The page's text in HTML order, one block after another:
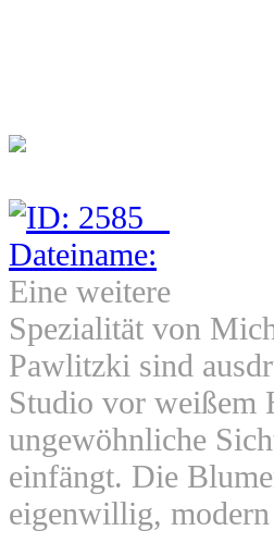
Eine weitere
Spezialität von
Pawlitzki sind
Studio vor weißem
ungewöhnliche
einfängt. Die
eigenwillig,